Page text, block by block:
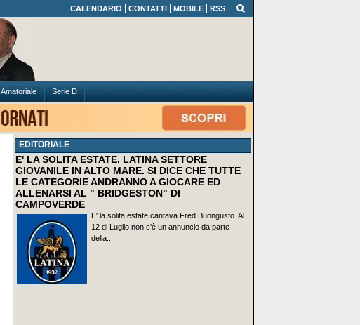
CALENDARIO CONTATTI MOBILE RSS
Amatoriale Serie D
EDITORIALE
E' LA SOLITA ESTATE. LATINA SETTORE
GIOVANILE IN ALTO MARE. SI DICE CHE TUTTE
LE CATEGORIE ANDRANNO A GIOCARE ED
ALLENARSI AL " BRIDGESTON" DI
CAMPOVERDE
E' la solita estate cantava Fred Buongusto. Al
12 di Luglio non c'è un annuncio da parte
della...